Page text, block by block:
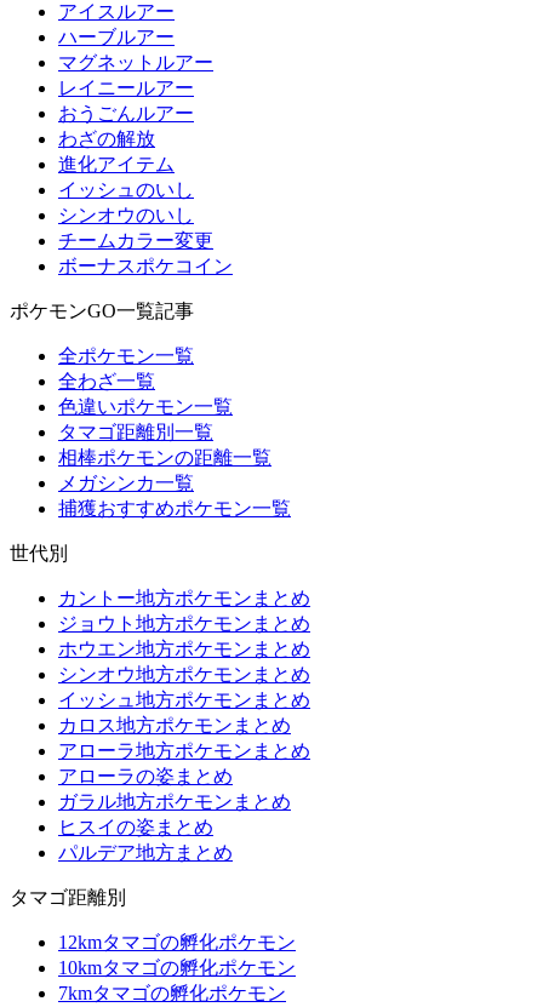
アイスルアー
ハーブルアー
マグネットルアー
レイニールアー
おうごんルアー
わざの解放
進化アイテム
イッシュのいし
シンオウのいし
チームカラー変更
ボーナスポケコイン
ポケモンGO一覧記事
全ポケモン一覧
全わざ一覧
色違いポケモン一覧
タマゴ距離別一覧
相棒ポケモンの距離一覧
メガシンカ一覧
捕獲おすすめポケモン一覧
世代別
カントー地方ポケモンまとめ
ジョウト地方ポケモンまとめ
ホウエン地方ポケモンまとめ
シンオウ地方ポケモンまとめ
イッシュ地方ポケモンまとめ
カロス地方ポケモンまとめ
アローラ地方ポケモンまとめ
アローラの姿まとめ
ガラル地方ポケモンまとめ
ヒスイの姿まとめ
パルデア地方まとめ
タマゴ距離別
12kmタマゴの孵化ポケモン
10kmタマゴの孵化ポケモン
7kmタマゴの孵化ポケモン